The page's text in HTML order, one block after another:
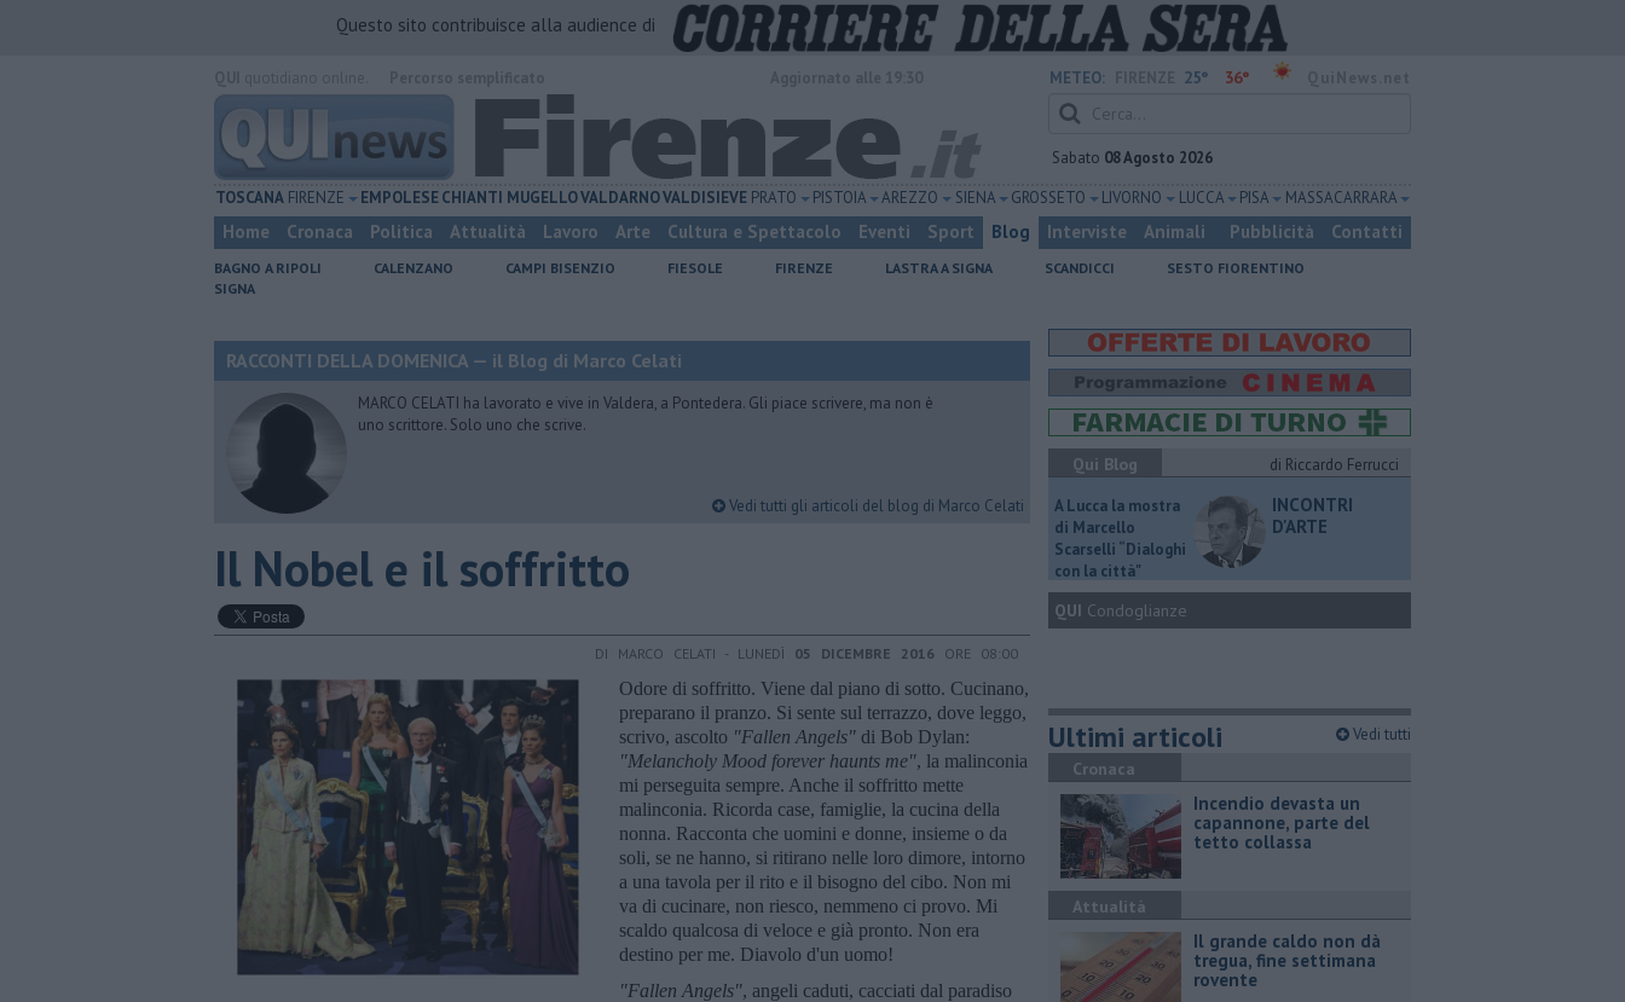
Questo sito contribuisce alla audience di
METEO: 25° 36°
Sabato 08 Agosto 2026
TOSCANA FIRENZE EMPOLESECHIANTI MUGELLOVALDARNOVALDISIEVE PRATO PISTOIA AREZZO SIENA GROSSETO LIVORNO LUCCA PISA MASSA CARRARA
Home Cronaca Politica Attualità Lavoro Arte Cultura e Spettacolo Eventi Sport Blog Interviste Animali Pubblicità Contatti
BAGNO A RIPOLI CALENZANO CAMPI BISENZIO FIESOLE FIRENZE LASTRA A SIGNA SCANDICCI
SESTO FIORENTINO
SIGNA
RACCONTI DELLA DOMENICA — il Blog di Marco Celati
MARCO CELATI ha lavorato e vive in Valdera, a Pontedera. Gli piace scrivere, ma non è
uno scrittore. Solo uno che scrive.
Vedi tutti gli articoli del blog di Marco Celati
Il Nobel e il soffritto
DI MARCO CELATI - LUNEDÌ 05 DICEMBRE 2016 ORE 08:00
Odore di soffritto. Viene dal piano di sotto. Cucinano,
preparano il pranzo. Si sente sul terrazzo, dove leggo,
scrivo, ascolto "Fallen Angels" di Bob Dylan:
"Melancholy Mood forever haunts me", la malinconia
mi perseguita sempre. Anche il soffritto mette
malinconia. Ricorda case, famiglie, la cucina della
nonna. Racconta che uomini e donne, insieme o da
soli, se ne hanno, si ritirano nelle loro dimore, intorno
a una tavola per il rito e il bisogno del cibo. Non mi
va di cucinare, non riesco, nemmeno ci provo. Mi
scaldo qualcosa di veloce e già pronto. Non era
destino per me. Diavolo d'un uomo!
"Fallen Angels", angeli caduti, cacciati dal paradiso
Qui Blog
di Riccardo Ferrucci
A Lucca la mostra
di Marcello
Scarselli “Dialoghi
con la città"
INCONTRI
D'ARTE
QUI Condoglianze
Ultimi articoli Vedi tutti
Cronaca
Incendio devasta un
capannone, parte del
tetto collassa
Attualità
Il grande caldo non dà
tregua, fine settimana
rovente